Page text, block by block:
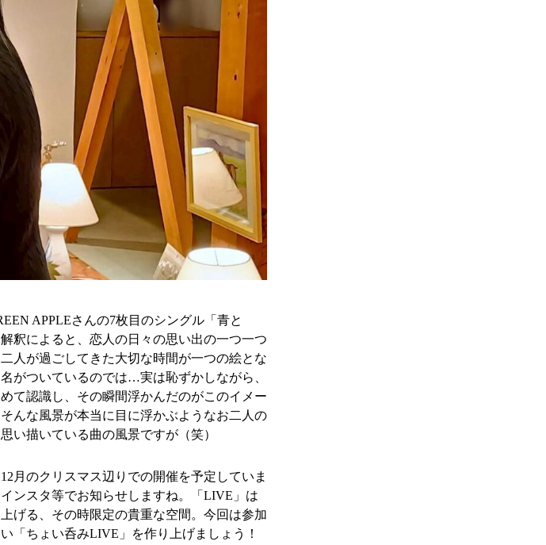
APPLEさんの7枚目のシングル「青と
釈によると、恋人の日々の思い出の一つ一つ
人が過ごしてきた大切な時間が一つの絵とな
がついているのでは…実は恥ずかしながら、
て認識し、その瞬間浮かんだのがこのイメー
んな風景が本当に目に浮かぶようなお二人の
い描いている曲の風景ですが（笑）
月のクリスマス辺りでの開催を予定していま
ンスタ等でお知らせしますね。「LIVE」は
げる、その時限定の貴重な空間。今回は参加
「ちょい呑みLIVE」を作り上げましょう！